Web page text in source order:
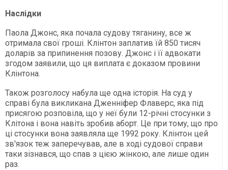
Наслідки
Паола Джонс, яка почала судову тяганину, все ж
отримала свої гроші. Клінтон заплатив їй 850 тисяч
доларів за припинення позову. Джонс і її адвокати
згодом заявили, що ця виплата є доказом провини
Клінтона.
Також розголосу набула ще одна історія. На суд у
справі була викликана Дженніфер Флаверс, яка під
присягою розповіла, що у неї були 12-річні стосунки з
Клітона і вона навіть зробив аборт. Це при тому, що про
ці стосунки вона заявляла ще 1992 року. Клінтон цей
зв'язок теж заперечував, але в ході судової справи
таки зізнався, що спав з цією жінкою, але лише один
раз.